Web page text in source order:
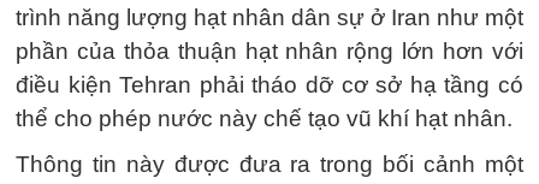
trình năng lượng hạt nhân dân sự ở Iran như một
phần của thỏa thuận hạt nhân rộng lớn hơn với
điều kiện Tehran phải tháo dỡ cơ sở hạ tầng có
thể cho phép nước này chế tạo vũ khí hạt nhân.
Thông tin này được đưa ra trong bối cảnh một